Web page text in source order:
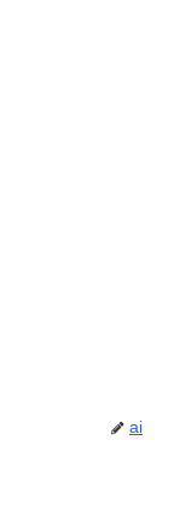
ai